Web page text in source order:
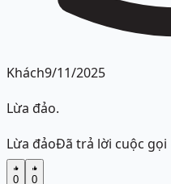
Khách9/11/2025
Lừa đảo.
Lừa đảoĐã trả lời cuộc gọi
0 0